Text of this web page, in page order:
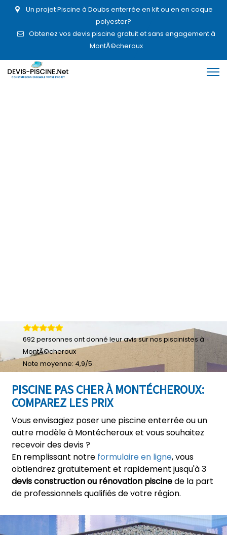
Un projet Piscine à Doubs enterrée en kit ou en en coque
polyester?
Obtenez vos devis piscine gratuit et sans engagement à
MontÃ©cheroux
PISCINE PAS CHER À MONTÉCHEROUX:
COMPAREZ LES PRIX
Vous envisagiez poser une piscine enterrée ou un
autre modèle à Montécheroux et vous souhaitez
recevoir des devis ?
En remplissant notre formulaire en ligne, vous
obtiendrez gratuitement et rapidement jusqu'à 3
devis construction ou rénovation piscinede la part
de professionnels qualifiés de votre région.
692personnes ont donné leuravis sur nos piscinistes à
MontÃ©cheroux
Note moyenne: 4,9/5